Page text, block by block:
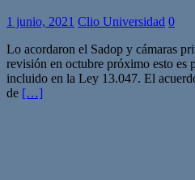
1 junio, 2021 Clio Universidad 0
Lo acordaron el Sadop y cámaras
revisión en octubre próximo esto es
incluido en la Ley 13.047. El
de […]